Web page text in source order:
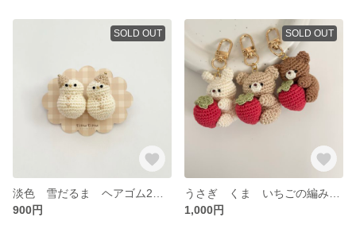
SOLD OUT
900円
SOLD OUT
1,000円